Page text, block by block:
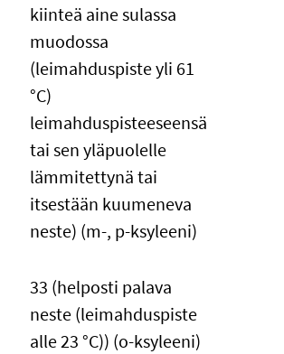
kiinteä aine sulassa
muodossa
(leimahduspiste yli 61
°C)
leimahduspisteeseensä
tai sen yläpuolelle
lämmitettynä tai
itsestään kuumeneva
neste) (m-, p-ksyleeni)
33 (helposti palava
neste (leimahduspiste
alle 23 °C)) (o-ksyleeni)